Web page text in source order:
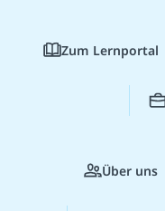
Zum Lernportal
Über uns